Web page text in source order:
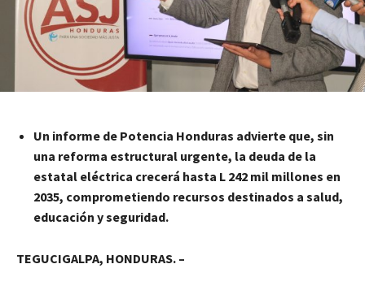
Un informe de Potencia Honduras advierte que, sin
una reforma estructural urgente, la deuda de la
estatal eléctrica crecerá hasta L 242 mil millones en
2035, comprometiendo recursos destinados a salud,
educación y seguridad.
TEGUCIGALPA, HONDURAS. –